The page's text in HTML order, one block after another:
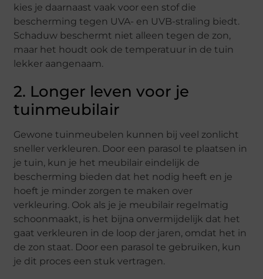
kies je daarnaast vaak voor een stof die
bescherming tegen UVA- en UVB-straling biedt.
Schaduw beschermt niet alleen tegen de zon,
maar het houdt ook de temperatuur in de tuin
lekker aangenaam.
2. Longer leven voor je
tuinmeubilair
Gewone tuinmeubelen kunnen bij veel zonlicht
sneller verkleuren. Door een parasol te plaatsen in
je tuin, kun je het meubilair eindelijk de
bescherming bieden dat het nodig heeft en je
hoeft je minder zorgen te maken over
verkleuring. Ook als je je meubilair regelmatig
schoonmaakt, is het bijna onvermijdelijk dat het
gaat verkleuren in de loop der jaren, omdat het in
de zon staat. Door een parasol te gebruiken, kun
je dit proces een stuk vertragen.